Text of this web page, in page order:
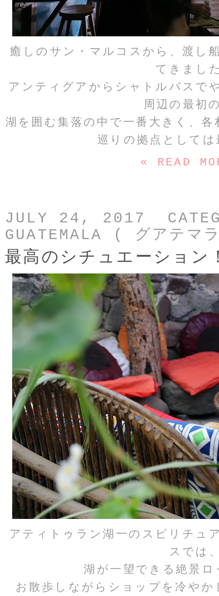
癒しのサン・マルコスから、渡し
てきまし
アンティグアからシャトルバスで
周辺の最初
湖を囲む集落の中で一番大きく、
巡りの拠点として
« READ
JULY 24, 2017
GUATEMALA ( グアテマ
最高のシチュエーション
アティトゥラン湖一のスピリチュ
スでは
湖が一望できる絶景
お散歩しながらショップを冷や